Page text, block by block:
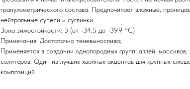
гранулометрического состава. Предпочитает влажные,
нейтральные супеси и суглинки.
Зона зимостойкости: 3 (от -34,5 до -39.9 °С)
Примечания: Достаточно теневынослива;
Применяется в создании однопородных групп, аллей, массивов,
солитеров. Один из лучших хвойных акцентов для крупных
композиций.